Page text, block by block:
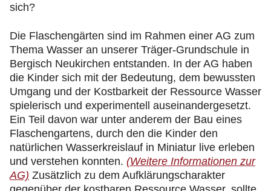
sich?
Die Flaschengärten sind im Rahmen einer AG zum
Thema Wasser an unserer Träger-Grundschule in
Bergisch Neukirchen entstanden. In der AG haben
die Kinder sich mit der Bedeutung, dem bewussten
Umgang und der Kostbarkeit der Ressource Wasser
spielerisch und experimentell auseinandergesetzt.
Ein Teil davon war unter anderem der Bau eines
Flaschengartens, durch den die Kinder den
natürlichen Wasserkreislauf in Miniatur live erleben
und verstehen konnten. (Weitere Informationen zur
AG) Zusätzlich zu dem Aufklärungscharakter